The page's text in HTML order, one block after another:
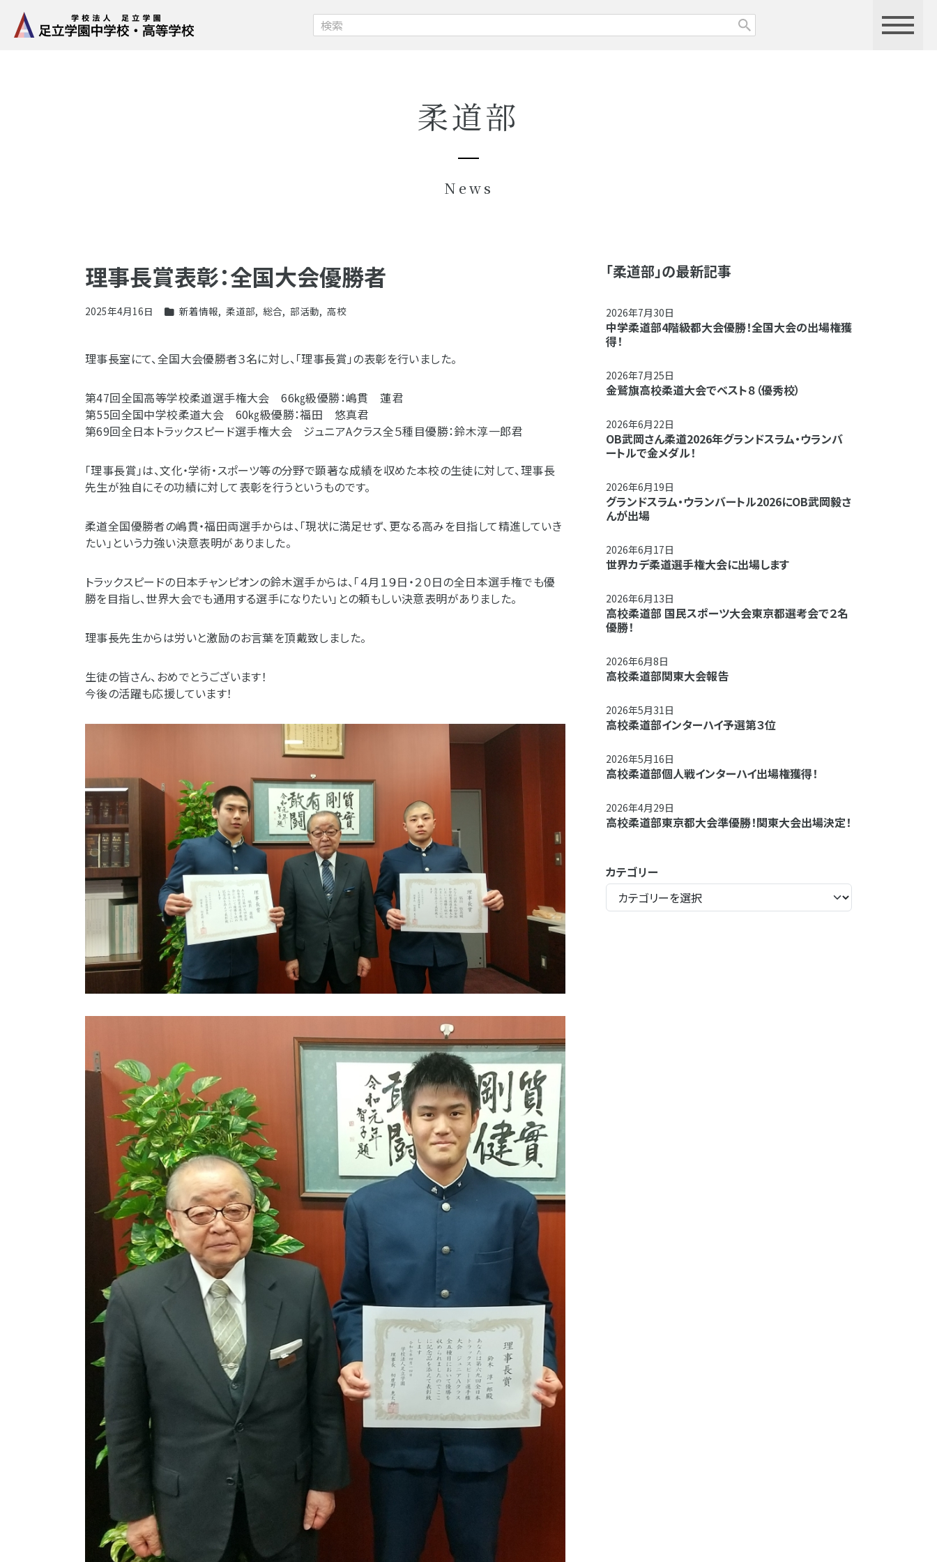
柔道部
News
理事長賞表彰：全国大会優勝者
2025年4月16日 新着情報, 柔道部, 総合, 部活動, 高校
理事長室にて、全国大会優勝者３名に対し、「理事長賞」の表彰を行いました。
第47回全国高等学校柔道選手権大会 66㎏級優勝：嶋貫 蓮君
第55回全国中学校柔道大会 60㎏級優勝：福田 悠真君
第69回全日本トラックスピード選手権大会 ジュニアAクラス全５種目優勝：鈴木淳一郎君
「理事長賞」は、文化・学術・スポーツ等の分野で顕著な成績を収めた本校の生徒に対して、理事長
先生が独自にその功績に対して表彰を行うというものです。
柔道全国優勝者の嶋貫・福田両選手からは、「現状に満足せず、更なる高みを目指して精進していき
たい」という力強い決意表明がありました。
トラックスピードの日本チャンピオンの鈴木選手からは、「４月１９日・２０日の全日本選手権でも優
勝を目指し、世界大会でも通用する選手になりたい」との頼もしい決意表明がありました。
理事長先生からは労いと激励のお言葉を頂戴致しました。
生徒の皆さん、おめでとうございます！
今後の活躍も応援しています！
「柔道部」の最新記事
2026年7月30日
中学柔道部4階級都大会優勝！全国大会の出場権獲
得！
2026年7月25日
金鷲旗高校柔道大会でベスト８（優秀校）
2026年6月22日
OB武岡さん柔道2026年グランドスラム・ウランバ
ートルで金メダル！
2026年6月19日
グランドスラム・ウランバートル2026にOB武岡毅さ
んが出場
2026年6月17日
世界カデ柔道選手権大会に出場します
2026年6月13日
高校柔道部 国民スポーツ大会東京都選考会で２名
優勝！
2026年6月8日
高校柔道部関東大会報告
2026年5月31日
高校柔道部インターハイ予選第３位
2026年5月16日
高校柔道部個人戦インターハイ出場権獲得！
2026年4月29日
高校柔道部東京都大会準優勝！関東大会出場決定！
カテゴリー